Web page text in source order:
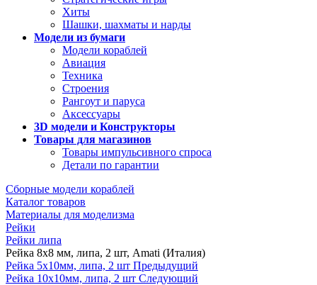
Хиты
Шашки, шахматы и нарды
Модели из бумаги
Модели кораблей
Авиация
Техника
Строения
Рангоут и паруса
Аксессуары
3D модели и Конструкторы
Товары для магазинов
Товары импульсивного спроса
Детали по гарантии
Сборные модели кораблей
Каталог товаров
Материалы для моделизма
Рейки
Рейки липа
Рейка 8х8 мм, липа, 2 шт, Amati (Италия)
Рейка 5х10мм, липа, 2 шт Предыдущий
Рейка 10х10мм, липа, 2 шт Следующий